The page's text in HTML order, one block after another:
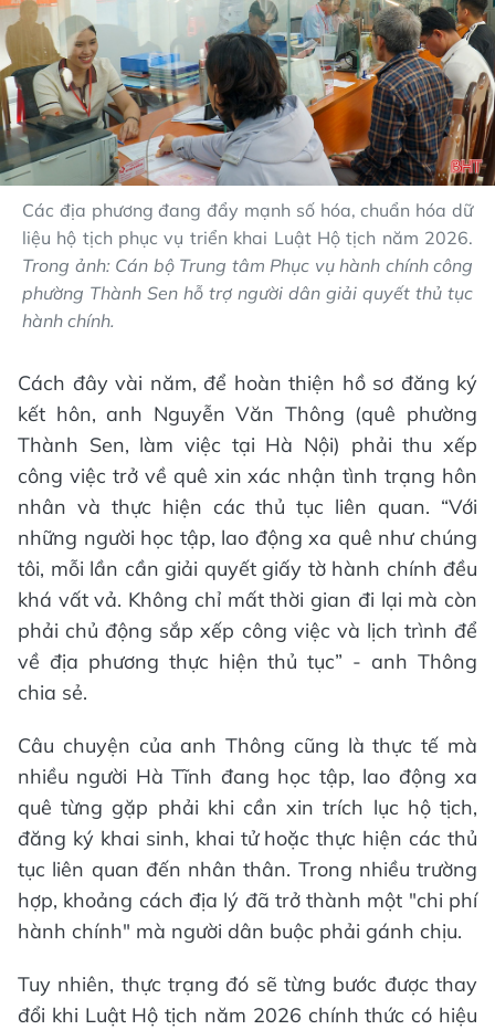
Các địa phương đang đẩy mạnh số hóa, chuẩn hóa dữ
liệu hộ tịch phục vụ triển khai Luật Hộ tịch năm 2026.
Trong ảnh: Cán bộ Trung tâm Phục vụ hành chính công
phường Thành Sen hỗ trợ người dân giải quyết thủ tục
hành chính.
Cách đây vài năm, để hoàn thiện hồ sơ đăng ký
kết hôn, anh Nguyễn Văn Thông (quê phường
Thành Sen, làm việc tại Hà Nội) phải thu xếp
công việc trở về quê xin xác nhận tình trạng hôn
nhân và thực hiện các thủ tục liên quan. “Với
những người học tập, lao động xa quê như chúng
tôi, mỗi lần cần giải quyết giấy tờ hành chính đều
khá vất vả. Không chỉ mất thời gian đi lại mà còn
phải chủ động sắp xếp công việc và lịch trình để
về địa phương thực hiện thủ tục” - anh Thông
chia sẻ.
Câu chuyện của anh Thông cũng là thực tế mà
nhiều người Hà Tĩnh đang học tập, lao động xa
quê từng gặp phải khi cần xin trích lục hộ tịch,
đăng ký khai sinh, khai tử hoặc thực hiện các thủ
tục liên quan đến nhân thân. Trong nhiều trường
hợp, khoảng cách địa lý đã trở thành một "chi phí
hành chính" mà người dân buộc phải gánh chịu.
Tuy nhiên, thực trạng đó sẽ từng bước được thay
đổi khi Luật Hộ tịch năm 2026 chính thức có hiệu